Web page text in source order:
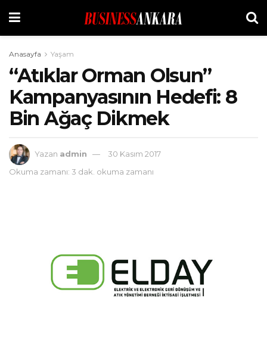
Anasayfa Yaşam
“Atıklar Orman Olsun”
Kampanyasının Hedefi: 8
Bin Ağaç Dikmek
Yazan admin
30 Kasım 2017
Okuma zamanı: 3 dak. okuma zamanı